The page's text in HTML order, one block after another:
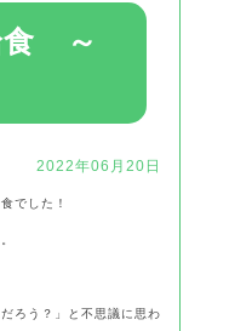
食 ～
2022年06月20日
でした！
ろう？」と不思議に思わ